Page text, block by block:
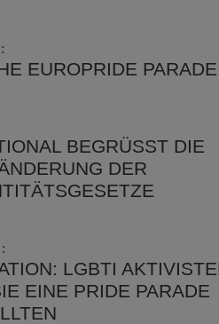
EUROPRIDE
BEGRÜSST DIE P
DER G
LGBTI
EINE PRIDE PARADE